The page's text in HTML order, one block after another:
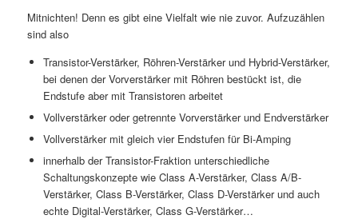
Mitnichten! Denn es gibt eine Vielfalt wie nie zuvor. Aufzuzählen
sind also
Transistor-Verstärker, Röhren-Verstärker und Hybrid-Verstärker,
bei denen der Vorverstärker mit Röhren bestückt ist, die
Endstufe aber mit Transistoren arbeitet
Vollverstärker oder getrennte Vorverstärker und Endverstärker
Vollverstärker mit gleich vier Endstufen für Bi-Amping
innerhalb der Transistor-Fraktion unterschiedliche
Schaltungskonzepte wie Class A-Verstärker, Class A/B-
Verstärker, Class B-Verstärker, Class D-Verstärker und auch
echte Digital-Verstärker, Class G-Verstärker…